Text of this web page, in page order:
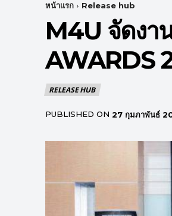
หน้าแรก Release hub
M4U จัดงา
AWARDS
RELEASE HUB
PUBLISHED ON 27 กุมภาพันธ์